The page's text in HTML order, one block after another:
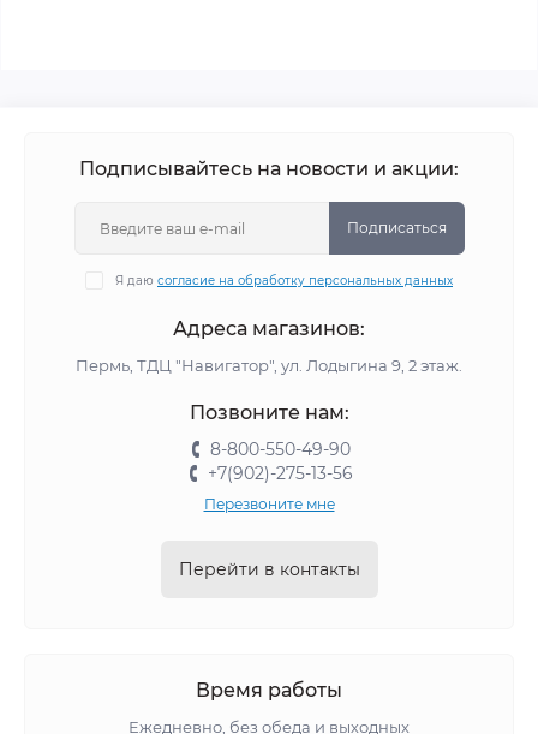
Подписывайтесь на новости и акции:
Подписаться
Я даю согласие на обработку персональных данных
Адреса магазинов:
Пермь, ТДЦ "Навигатор", ул. Лодыгина 9, 2 этаж.
Позвоните нам:
8-800-550-49-90
+7(902)-275-13-56
Перезвоните мне
Перейти в контакты
Время работы
Ежедневно, без обеда и выходных